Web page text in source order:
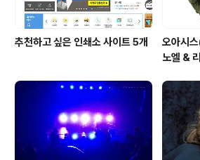
추천하고 싶은 인쇄소 사이트 5개
오아시
노엘 &